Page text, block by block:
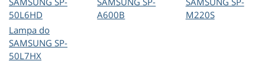
50L6HD
Lampa do
SAMSUNG SP-
50L7HX
A600B
M220S